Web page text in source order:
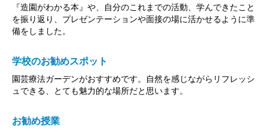
『造園がわかる本』や、自分のこれまでの活動、学んできたこと
を振り返り、プレゼンテーションや面接の場に活かせるように準
備をしました。
学校のお勧めスポット
園芸療法ガーデンがおすすめです。自然を感じながらリフレッシ
ュできる、とても魅力的な場所だと思います。
お勧め授業